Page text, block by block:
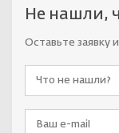
Не нашли,
Оставьте заявку